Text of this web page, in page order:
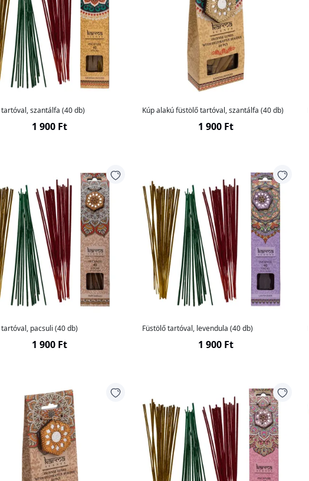
tartóval, szantálfa (40 db)
1 900 Ft
Kúp alakú füstölő tartóval, szantálfa (40 db)
1 900 Ft
tartóval, pacsuli (40 db)
1 900 Ft
Füstölő tartóval, levendula (40 db)
1 900 Ft